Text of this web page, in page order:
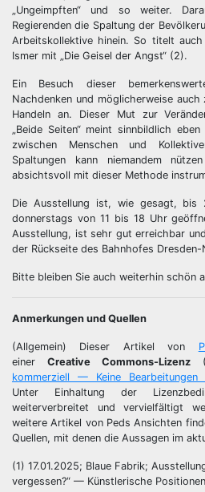
„Ungeimpften“ und so weiter.
Regierenden die Spaltung der
Arbeitskollektive hinein. So titelt
Ismer mit „Die Geisel der Angst“ (2).
Ein Besuch dieser
Nachdenken und möglicherweise auch
Handeln an. Dieser Mut zur
„Beide Seiten“ meint sinnbildlich
zwischen Menschen und
Spaltungen kann niemandem
absichtsvoll mit dieser Methode
Die Ausstellung ist, wie gesagt, bis
donnerstags von 11 bis 18 Uhr
Ausstellung, ist sehr gut erreichbar
der Rückseite des Bahnhofes
Bitte bleiben Sie auch weiterhin schön
Anmerkungen und Quellen
(Allgemein) Dieser Artikel von
einer Creative Commons-Lizenz (
kommerziell — Keine Bearbeitungen
Unter Einhaltung der
weiterverbreitet und vervielfältigt
weitere Artikel von Peds Ansichten
Quellen, mit denen die Aussagen im
(1) 17.01.2025; Blaue Fabrik;
vergessen?“ — Künstlerische